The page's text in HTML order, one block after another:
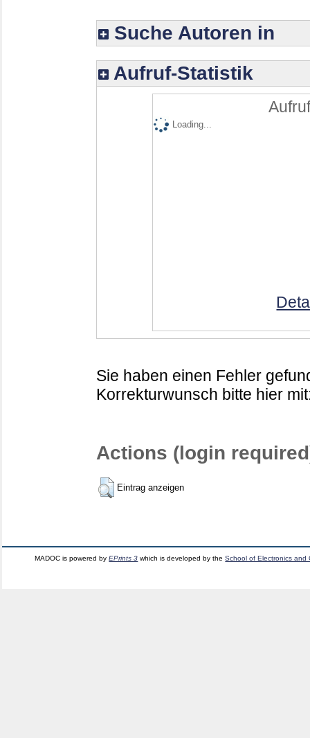
Suche Autoren in
Aufruf-Statistik
Loading...
Sie haben einen Fehler
Korrekturwunsch bitte hier
Actions (login
Eintrag anzeigen
MADOC is powered byEPrints 3 which is developed by theSchool of Electronics and